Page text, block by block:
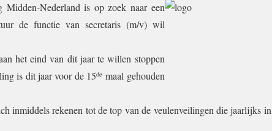
Nederland is op zoek naar een
de functie van secretaris (m/v) wil
het eind van dit jaar te willen stoppen
is dit jaar voor de 15demaal gehouden
inmiddels rekenen tot de top van de veulenveilingen die jaarlijks in